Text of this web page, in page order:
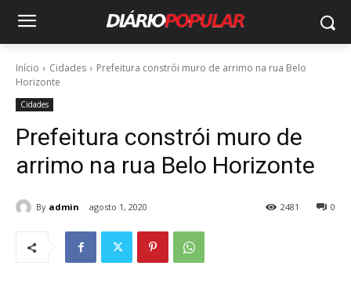
Início Cidades
Prefeitura constrói muro de arrimo na rua Belo
Horizonte
Cidades
Prefeitura constrói muro de
arrimo na rua Belo Horizonte
By admin agosto 1, 2020 0
2481